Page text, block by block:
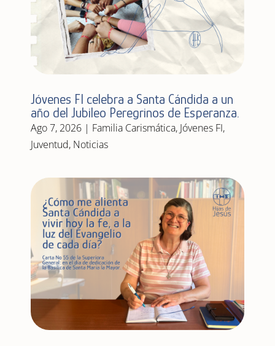
Jóvenes FI celebra a Santa Cándida a un
año del Jubileo Peregrinos de Esperanza.
Ago 7, 2026| Familia Carismática, Jóvenes FI,
Juventud, Noticias